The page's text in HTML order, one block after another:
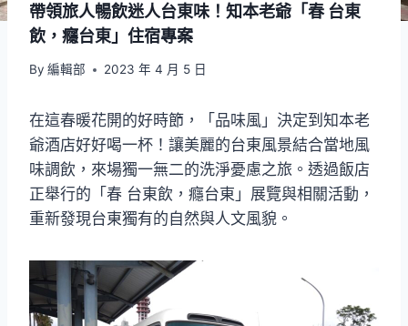
帶領旅人暢飲迷人台東味！知本老爺「春 台東
飲，癮台東」住宿專案
By 編輯部 2023 年 4 月 5 日
在這春暖花開的好時節，「品味風」決定到知本老
爺酒店好好喝一杯！讓美麗的台東風景結合當地風
味調飲，來場獨一無二的洗淨憂慮之旅。透過飯店
正舉行的「春 台東飲，癮台東」展覽與相關活動，
重新發現台東獨有的自然與人文風貌。